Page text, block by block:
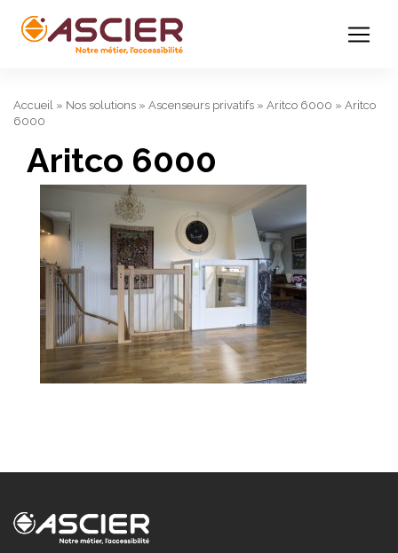
Accueil » Nos solutions » Ascenseurs privatifs » Aritco 6000 » Aritco
6000
Aritco 6000